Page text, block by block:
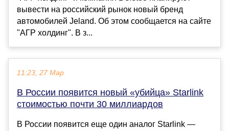
вывести на российский рынок новый бренд
автомобилей Jeland. Об этом сообщается на сайте
"АГР холдинг". В з...
11:23, 27 Мар
В России появится новый «убийца» Starlink
стоимостью почти 30 миллиардов
В России появится еще один аналог Starlink —